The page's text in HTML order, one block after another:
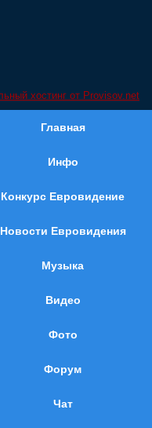
Главная
Инфо
Конкурс Евровидение
Новости Евровидения
Музыка
Видео
Фото
Форум
Чат